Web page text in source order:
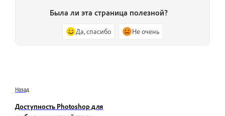
Была ли эта страница полезной?
Да, спасибо Не очень
Назад
Доступность Photoshop для